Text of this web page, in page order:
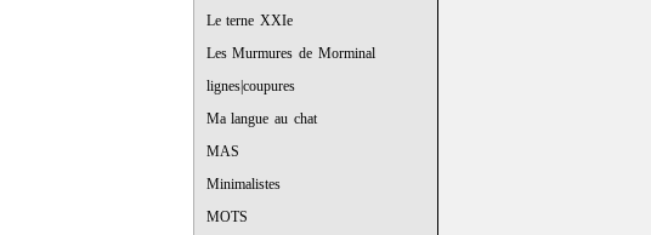
Le terne XXIe
Les Murmures de Morminal
lignes|coupures
Ma langue au chat
MAS
Minimalistes
MOTS